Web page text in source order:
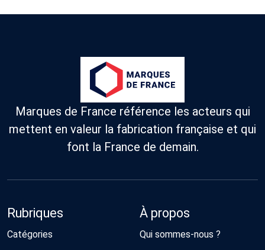
Marques de France référence les acteurs qui
mettent en valeur la fabrication française et qui
font la France de demain.
Rubriques
Catégories
À propos
Qui sommes-nous ?